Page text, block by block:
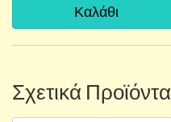
Καλάθι
Σχετικά Προϊόντα